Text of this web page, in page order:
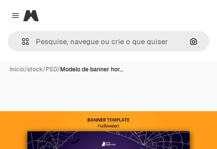
Close menu
Magnific
Início/stock/PSD/Modelo de banner hor…